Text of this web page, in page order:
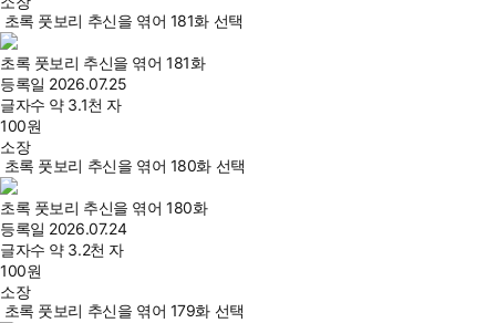
초록 풋보리 추신을 엮어 181화 선택
초록 풋보리 추신을 엮어 181화
등록일 2026.07.25
글자수 약 3.1천 자
100원
소장
초록 풋보리 추신을 엮어 180화 선택
초록 풋보리 추신을 엮어 180화
등록일 2026.07.24
글자수 약 3.2천 자
100원
소장
초록 풋보리 추신을 엮어 179화 선택